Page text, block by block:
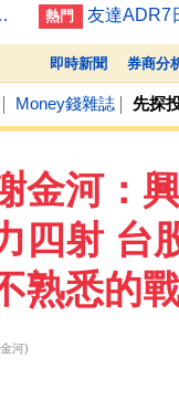
236.50 -26.00
機器人聰明大腦 熱門
即時新聞 券商分
Money錢雜誌 先探
金河：
四射 台
熟悉的
河)